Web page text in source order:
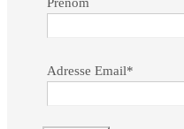
Adresse Email*